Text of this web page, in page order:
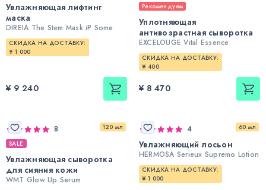
Увлажняющая лифтинг
маска
DIREIA The Stem Mask iP Some
СКИДКА НА ДОСТАВКУ:
¥ 1 000
¥ 9 240
Рекомендуем
Уплотняющая
антивозрастная сыворотка
EXCELOUGE Vital Essence
СКИДКА НА ДОСТАВКУ:
¥ 400
¥ 8 470
120 мл
8
SALE
Увлажняющая сыворотка
для сияния кожи
WMT Glow Up Serum
60 мл
4
Увлажняющий лосьон
HERMOSA Serieux Supremo Lotion
СКИДКА НА ДОСТАВКУ:
¥ 1 000